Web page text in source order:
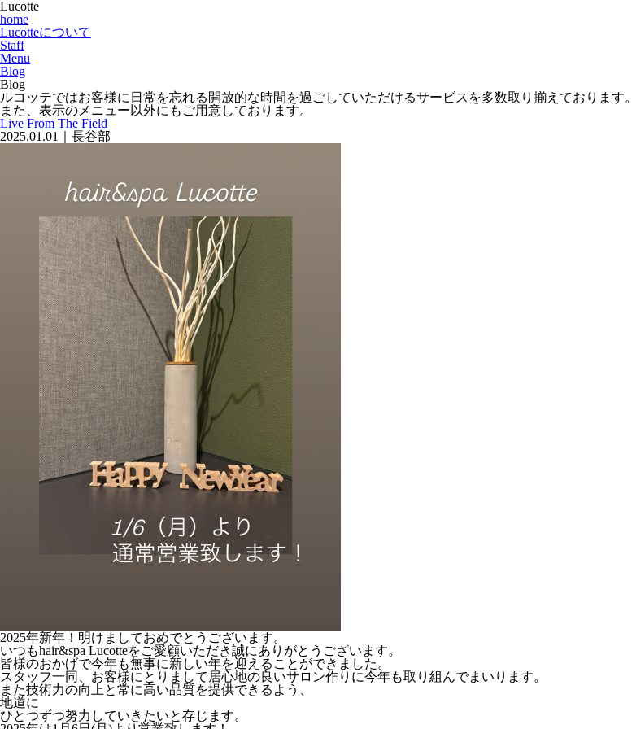
Lucotte
home
Lucotteについて
Staff
Menu
Blog
Blog
ルコッテではお客様に日常を忘れる開放的な時間を過ごしていただけるサービスを多数取り揃えております。
また、表示のメニュー以外にもご用意しております。
Live From The Field
2025.01.01｜長谷部
2025年新年！明けましておめでとうございます。
いつもhair&spa Lucotteをご愛顧いただき誠にありがとうございます。
皆様のおかげで今年も無事に新しい年を迎えることができました。
スタッフ一同、お客様にとりまして居心地の良いサロン作りに今年も取り組んでまいります。
また技術力の向上と常に高い品質を提供できるよう、
地道に
ひとつずつ努力していきたいと存じます。